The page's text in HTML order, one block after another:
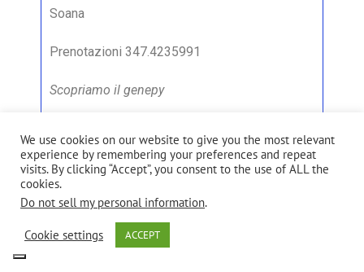
Soana
Prenotazioni 347.4235991
Scopriamo il genepy
minuti a piedi dalla piazza.
Spiegazione del metodo di coltura e raccolta e
poi, presso il produttore,
dimostrazione della trasformazione delle
We use cookies on our website to give you the most relevant
experience by remembering your preferences and repeat
visits. By clicking “Accept”, you consent to the use of ALL the
cookies.
Do not sell my personal information.
Cookie settings ACCEPT